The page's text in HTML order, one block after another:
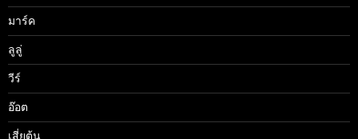
มาร์ค
ลูลู่
วีร์
อ๊อต
เสี่ยต้น